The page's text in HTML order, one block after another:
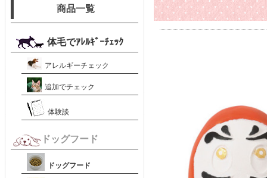
商品一覧
体毛でｱﾚﾙｷﾞｰﾁｪｯｸ
アレルギーチェック
追加でチェック
体験談
ドッグフード
ドッグフード